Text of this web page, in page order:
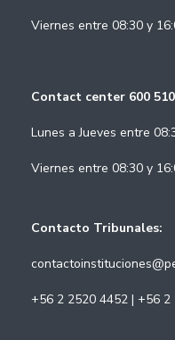
Viernes entre 08:30 y
Contact center 600
Lunes a Jueves entre
Viernes entre 08:30 y
Contacto Tribunales:
+56 2 2520 4452 | +56 2